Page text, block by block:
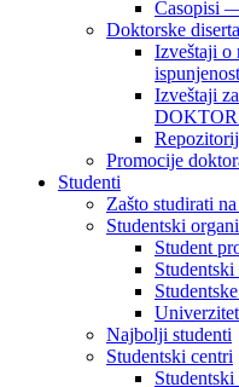
Časopisi
Doktorske
Izveštaji o
Izveštaji
Promocije
Studenti
Zašto studirati
Studentski organi
Student
Najbolji studenti
Studentski centri
Studentski